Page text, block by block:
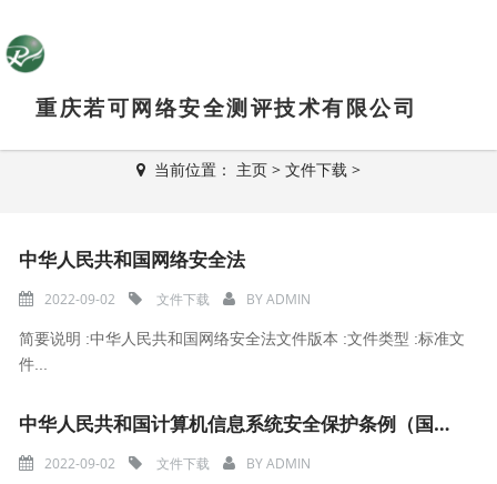
重庆若可网络安全测评技术有限公司
当前位置： 主页> 文件下载>
中华人民共和国网络安全法
2022-09-02 文件下载 BYADMIN
简要说明 :中华人民共和国网络安全法文件版本 :文件类型 :标准文
件...
中华人民共和国计算机信息系统安全保护条例（国务院147号令）
2022-09-02 文件下载 BYADMIN